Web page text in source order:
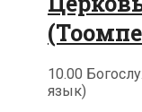
10.00
язык)